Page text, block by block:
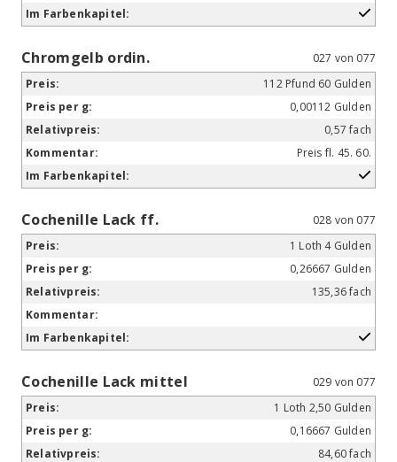
Chromgelb ordin.
027 von 077
112 Pfund 60 Gulden
0,00112 Gulden
0,57 fach
Preis fl. 45. 60.
Cochenille Lack ff.
028 von 077
1 Loth 4 Gulden
0,26667 Gulden
135,36 fach
Cochenille Lack mittel
029 von 077
1 Loth 2,50 Gulden
0,16667 Gulden
84,60 fach